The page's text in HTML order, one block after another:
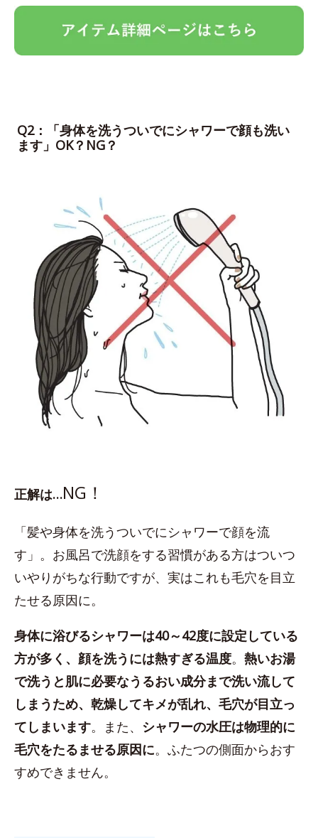
Q2：「身体を洗うついでにシャワーで顔も洗い
ます」OK？NG？
正解は…NG！
「髪や身体を洗うついでにシャワーで顔を流
す」。お風呂で洗顔をする習慣がある方はついつ
いやりがちな行動ですが、実はこれも毛穴を目立
たせる原因に。
身体に浴びるシャワーは40～42度に設定している
方が多く、顔を洗うには熱すぎる温度。 熱いお湯
で洗うと肌に必要なうるおい成分まで洗い流して
しまうため、乾燥してキメが乱れ、毛穴が目立っ
てしまいます。また、 シャワーの水圧は物理的に
毛穴をたるませる原因に。ふたつの側面からおす
すめできません。